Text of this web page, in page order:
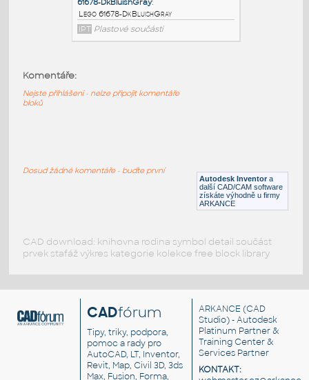
Lego 61678-LtBluishGray
IPT
Plastové součásti
Lego 61678-DkBluishGray
Autodesk Inventor a
další CAD/CAM software
získáte výhodně u firmy
ARKANCE
Komentáře:
Nejste přihlášeni - nelze připojit komentáře
bloků
Dosud žádné komentáře - buďte první
CAD download: knihovna rodina symbol detail součást
prvek stafáž výkres kategorie kolekce free block library
CADfórum
Tipy, triky, podpora,
pomoc a rady pro
AutoCAD, LT, Inventor,
Revit, Map, Civil 3D, 3ds
Max, Fusion, Forma,
ARKANCE (CAD
Studio) - Autodesk
Platinum Partner &
Training Center &
Services Partner
KONTAKT: